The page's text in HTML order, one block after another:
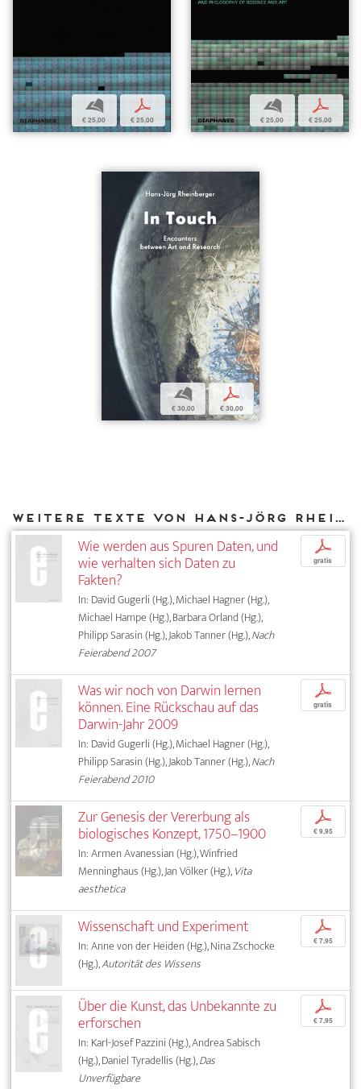
b
€ 25,00
p
€ 25,00
b
€ 25,00
p
€ 25,00
b
€ 30,00
p
€ 30,00
Weitere Texte von Hans-Jörg Rheinberger bei DIAPHANES
Wie werden aus Spuren Daten, und
wie verhalten sich Daten zu
Fakten?
In: David Gugerli (Hg.), Michael Hagner (Hg.),
Michael Hampe (Hg.), Barbara Orland (Hg.),
Philipp Sarasin (Hg.), Jakob Tanner (Hg.),Nach
Feierabend 2007
p
gratis
Was wir noch von Darwin lernen
können. Eine Rückschau auf das
Darwin-Jahr 2009
In: David Gugerli (Hg.), Michael Hagner (Hg.),
Philipp Sarasin (Hg.), Jakob Tanner (Hg.),Nach
Feierabend 2010
p
gratis
Zur Genesis der Vererbung als
biologisches Konzept, 1750–1900
In: Armen Avanessian (Hg.), Winfried
Menninghaus (Hg.), Jan Völker (Hg.),Vita
aesthetica
p
€ 9,95
Wissenschaft und Experiment
In: Anne von der Heiden (Hg.), Nina Zschocke
(Hg.),Autorität des Wissens
p
€ 7,95
Über die Kunst, das Unbekannte zu
erforschen
In: Karl-Josef Pazzini (Hg.), Andrea Sabisch
(Hg.), Daniel Tyradellis (Hg.),Das
Unverfügbare
p
€ 7,95